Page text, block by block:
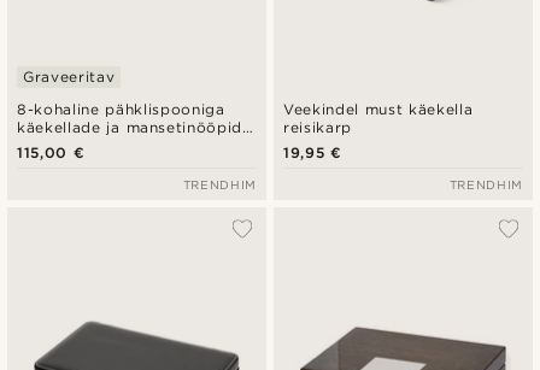
8-kohaline pähklispooniga
käekellade ja mansetinööpide
karp
Graveeritav
115,00 €
TRENDHIM
Veekindel must käekella
reisikarp
19,95 €
TRENDHIM